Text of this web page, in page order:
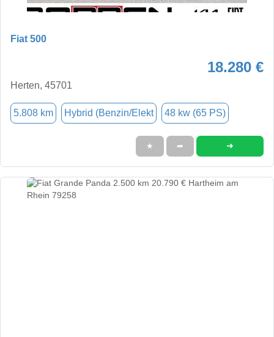
Fiat 500
18.280 €
Herten, 45701
5.808 km Hybrid (Benzin/Elekt 48 kw (65 PS)
★ ➦ ➜